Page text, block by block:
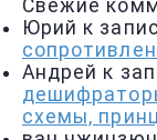
Свежие
Юрий к
Андрей к
схемы,